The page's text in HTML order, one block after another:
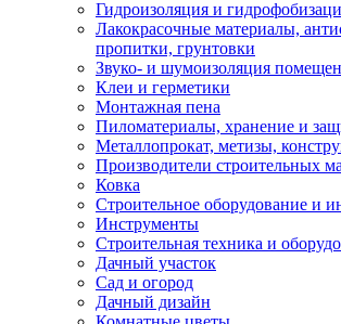
Гидроизоляция и
Лакокрасочные материалы,
пропитки, грунтовки
Звуко- и шумоизоляция
Клеи и герметики
Монтажная пена
Пиломатериалы, хранение и
Металлопрокат, метизы,
Производители строительных
Ковка
Строительное оборудование и
Инструменты
Строительная техника и
Дачный участок
Сад и огород
Дачный дизайн